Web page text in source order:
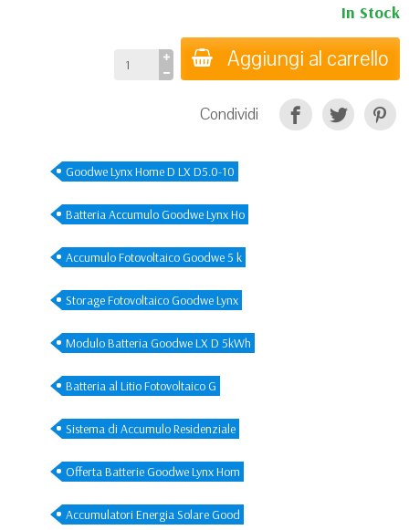
In Stock
Aggiungi al carrello
Condividi
Goodwe Lynx Home D LX D5.0-10
Batteria Accumulo Goodwe Lynx Ho
Accumulo Fotovoltaico Goodwe 5 k
Storage Fotovoltaico Goodwe Lynx
Modulo Batteria Goodwe LX D 5kWh
Batteria al Litio Fotovoltaico G
Sistema di Accumulo Residenziale
Offerta Batterie Goodwe Lynx Hom
Accumulatori Energia Solare Good